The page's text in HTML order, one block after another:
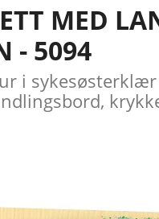
MED
- 5094
i sykesøsterklær